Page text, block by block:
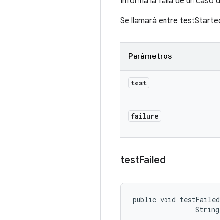
Se llamará entre
Parámetros
test
failure
testFailed
public void